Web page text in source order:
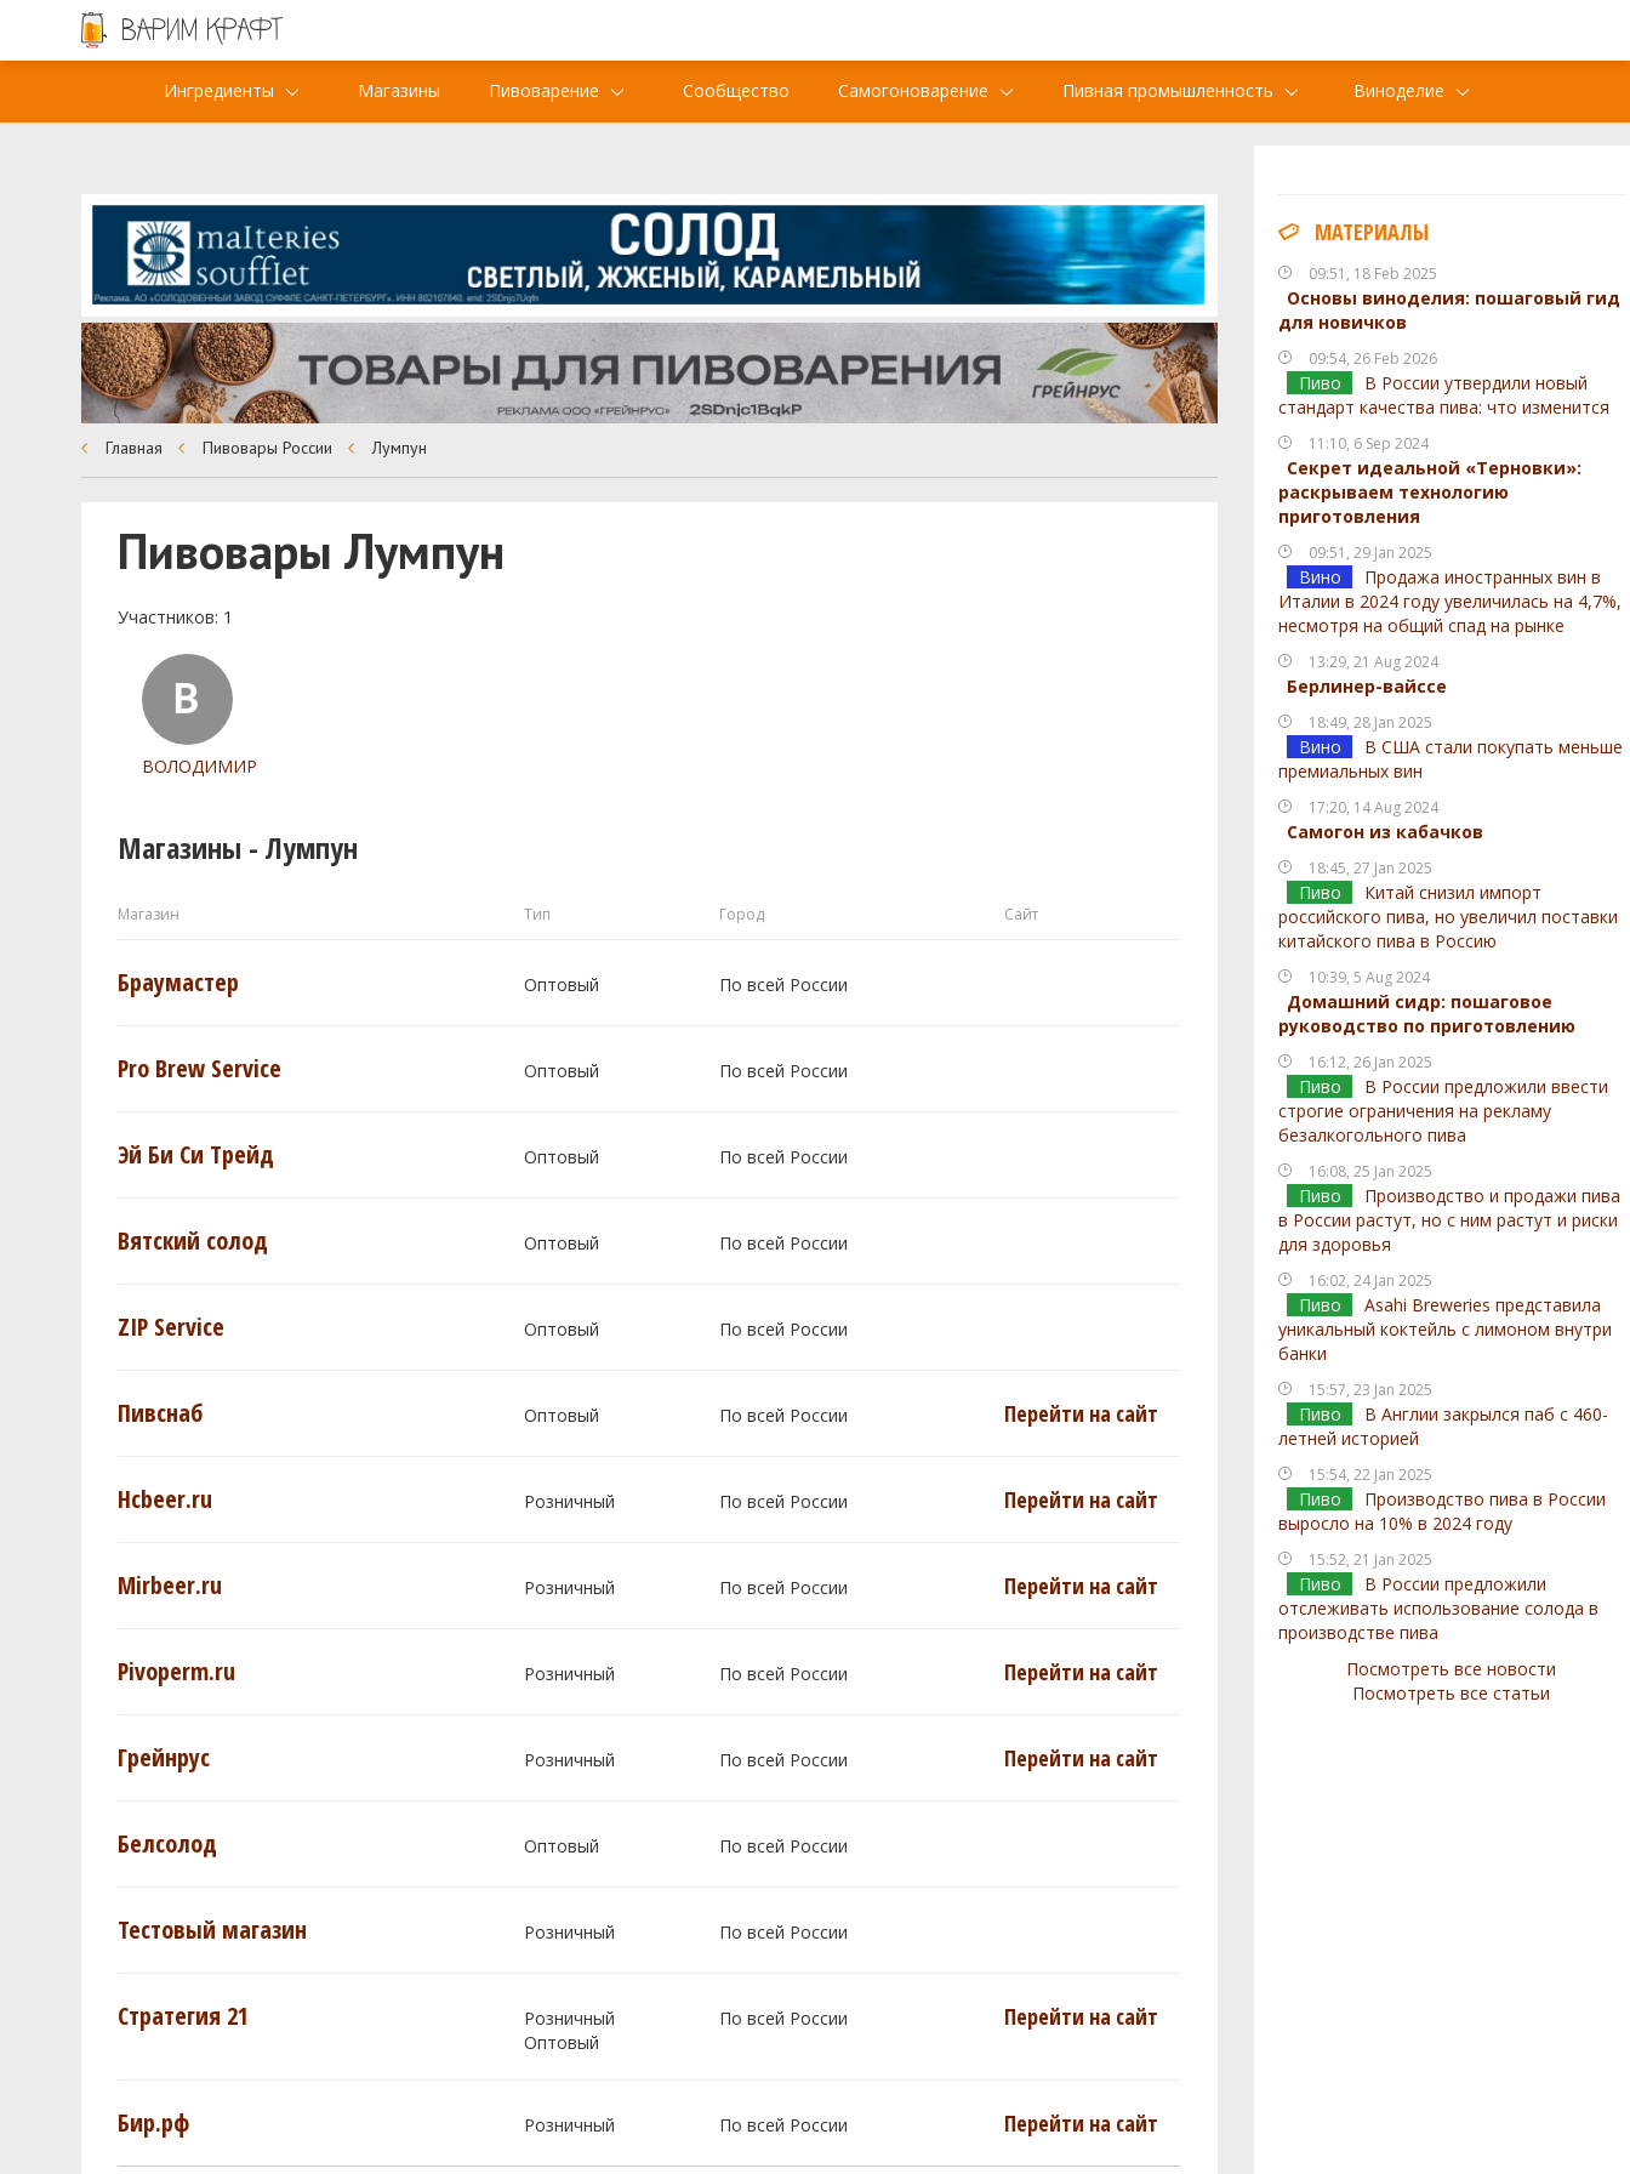
Ингредиенты Магазины Пивоварение Сообщество Самогоноварение Пивная промышленность Виноделие
МАТЕРИАЛЫ
09:51, 18 Feb 2025
Основы виноделия: пошаговый гид
для новичков
09:54, 26 Feb 2026
Пиво
В России утвердили новый
стандарт качества пива: что изменится
11:10, 6 Sep 2024
Секрет идеальной «Терновки»:
раскрываем технологию
приготовления
09:51, 29 Jan 2025
Вино
Продажа иностранных вин в
Италии в 2024 году увеличилась на 4,7%,
несмотря на общий спад на рынке
13:29, 21 Aug 2024
Берлинер-вайссе
18:49, 28 Jan 2025
Вино
В США стали покупать меньше
премиальных вин
17:20, 14 Aug 2024
Самогон из кабачков
18:45, 27 Jan 2025
Пиво
Китай снизил импорт
российского пива, но увеличил поставки
китайского пива в Россию
10:39, 5 Aug 2024
Домашний сидр: пошаговое
руководство по приготовлению
16:12, 26 Jan 2025
Пиво
В России предложили ввести
строгие ограничения на рекламу
безалкогольного пива
16:08, 25 Jan 2025
Пиво
Производство и продажи пива
в России растут, но с ним растут и риски
для здоровья
16:02, 24 Jan 2025
Пиво
Asahi Breweries представила
уникальный коктейль с лимоном внутри
банки
15:57, 23 Jan 2025
Пиво
В Англии закрылся паб с 460-
летней историей
15:54, 22 Jan 2025
Пиво
Производство пива в России
выросло на 10% в 2024 году
15:52, 21 Jan 2025
Пиво
В России предложили
отслеживать использование солода в
производстве пива
Посмотреть все новости
Посмотреть все статьи
Главная Пивовары России Лумпун
Пивовары Лумпун
Участников: 1
ВОЛОДИМИР
Магазины - Лумпун
Магазин Тип Город Сайт
Браумастер Оптовый По всей России
Pro Brew Service Оптовый По всей России
Эй Би Си Трейд Оптовый По всей России
Вятский солод Оптовый По всей России
ZIP Service Оптовый По всей России
Пивснаб Оптовый По всей России Перейти на сайт
Hcbeer.ru Розничный По всей России Перейти на сайт
Mirbeer.ru Розничный По всей России Перейти на сайт
Pivoperm.ru Розничный По всей России Перейти на сайт
Грейнрус Розничный По всей России Перейти на сайт
Белсолод Оптовый По всей России
Тестовый магазин Розничный По всей России
Стратегия 21
Розничный
Оптовый
По всей России Перейти на сайт
Бир.рф Розничный По всей России Перейти на сайт